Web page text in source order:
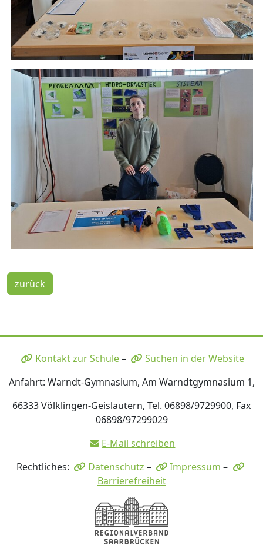
zurück
Kontakt zur Schule–
Suchen in der Website
Anfahrt: Warndt-Gymnasium, Am Warndtgymnasium 1,
66333 Völklingen-Geislautern, Tel. 06898/9729900, Fax
06898/97299029
E-Mail schreiben
Rechtliches:
Datenschutz – Impressum –
Barrierefreiheit